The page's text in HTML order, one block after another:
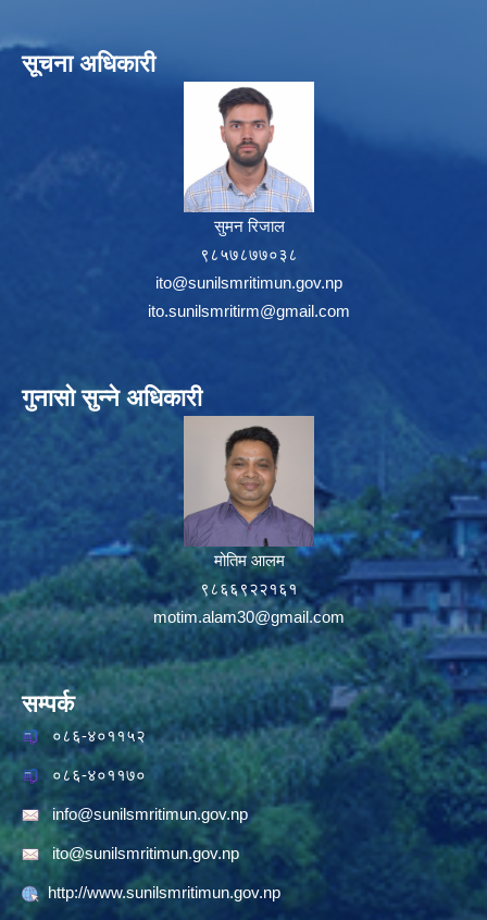
सूचना अधिकारी
सुमन रिजाल
९८५७८७७०३८
ito@sunilsmritimun.gov.np
ito.sunilsmritirm@gmail.com
गुनासो सुन्ने अधिकारी
मोतिम आलम
९८६६९२२१६१
motim.alam30@gmail.com
सम्पर्क
०८६-४०११५२
०८६-४०११७०
info@sunilsmritimun.gov.np
ito@sunilsmritimun.gov.np
http://www.sunilsmritimun.gov.np